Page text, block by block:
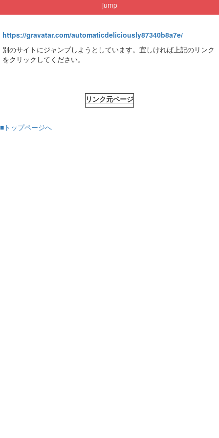
jump
https://gravatar.com/automaticdeliciously87340b8a7e/
別のサイトにジャンプしようとしています。宜しければ上記のリンク
をクリックしてください。
リンク元ページ
■トップページへ